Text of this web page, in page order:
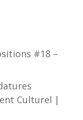
#18 –
Culturel |